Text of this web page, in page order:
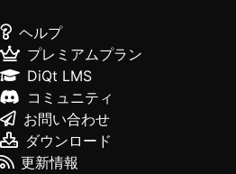
ヘルプ
プレミアムプラン
DiQt LMS
コミュニティ
お問い合わせ
ダウンロード
更新情報